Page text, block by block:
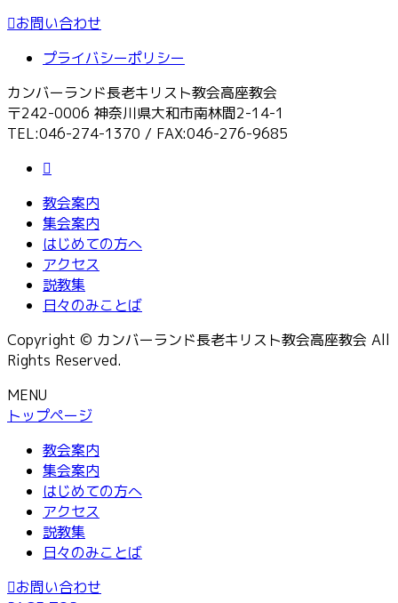
お問い合わせ
プライバシーポリシー
カンバーランド長老キリスト教会高座教会
〒242-0006 神奈川県大和市南林間2-14-1
TEL:046-274-1370 / FAX:046-276-9685
教会案内
集会案内
はじめての方へ
アクセス
説教集
日々のみことば
Copyright © カンバーランド長老キリスト教会高座教会 All
Rights Reserved.
MENU
トップページ
教会案内
集会案内
はじめての方へ
アクセス
説教集
日々のみことば
お問い合わせ